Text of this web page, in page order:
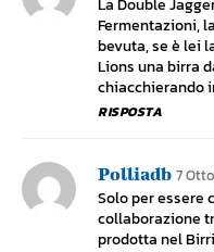
Fermentazioni,
bevuta, se è lei
Lions una birra
chiacchierando
RISPOSTA
Polliadb 7
Solo per essere
collaborazione
prodotta nel